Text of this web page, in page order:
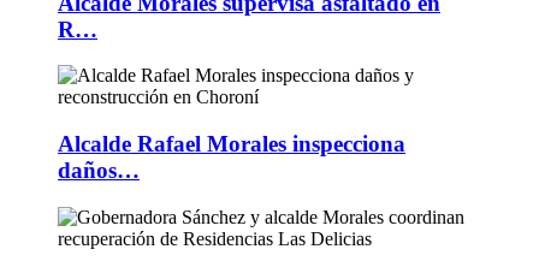
R…
Alcalde Rafael Morales inspecciona
daños…